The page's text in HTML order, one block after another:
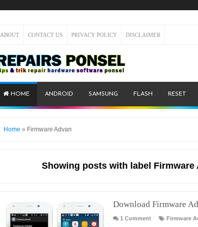
ABOUT CONTACT US PRIVACY POLICY DISCLAIMER
HOME ANDROID SAMSUNG FLASH RESET
Home » Firmware Advan
Showing posts with label Firmware
Download Firmware
1 Comment Firmware